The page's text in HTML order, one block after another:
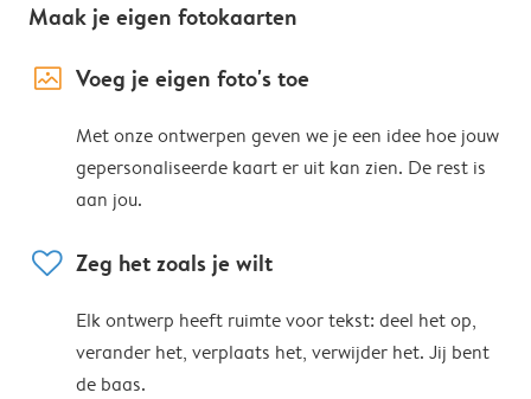
Maak je eigen fotokaarten
image_placeholder Voeg je eigen foto's toe
Met onze ontwerpen geven we je een idee hoe jouw
gepersonaliseerde kaart er uit kan zien. De rest is
aan jou.
heart Zeg het zoals je wilt
Elk ontwerp heeft ruimte voor tekst: deel het op,
verander het, verplaats het, verwijder het. Jij bent
de baas.